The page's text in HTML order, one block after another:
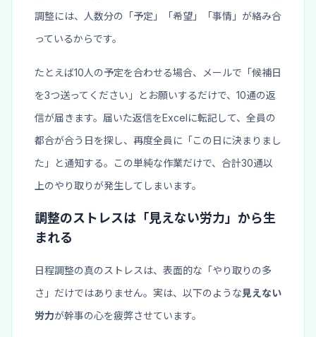
調整には、人数分の「予定」「希望」「事情」が絡み合
っているからです。
たとえば10人の予定を合わせる場合、メールで「候補日
を3つ送ってください」とお願いするだけで、10通の返
信が届きます。届いた返信をExcelに転記して、全員の
都合が合う日を探し、再度全員に「この日に決まりまし
た」と通知する。この単純な作業だけで、合計30通以
上のやり取りが発生してしまいます。
調整のストレスは「見えない労力」から生
まれる
日程調整の真のストレスは、表面的な「やり取りの多
さ」だけではありません。実は、以下のような見えない
労力が幹事の心を疲弊させています。